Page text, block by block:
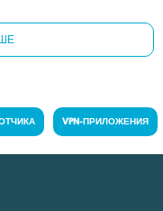
VPN-ПРИЛОЖЕНИЯ